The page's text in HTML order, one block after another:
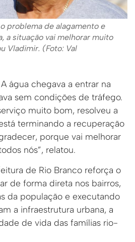
problema de alagamento e
a situação vai melhorar muito
Vladimir. (Foto: Val
água chegava a entrar na
sem condições de tráfego.
muito bom, resolveu a
terminando a recuperação
porque vai melhorar
nós”, relatou.
de Rio Branco reforça o
de forma direta nos bairros,
da população e executando
a infraestrutura urbana, a
de vida das famílias rio-